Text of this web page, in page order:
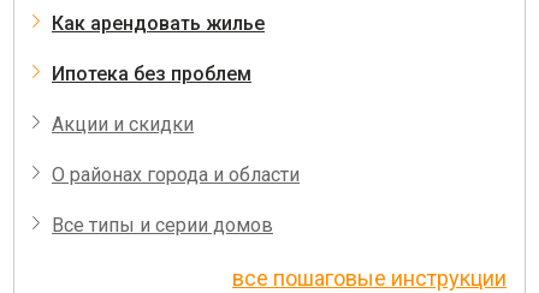
Как арендовать жилье
Ипотека без проблем
Акции и скидки
О районах города и области
Все типы и серии домов
все пошаговые инструкции